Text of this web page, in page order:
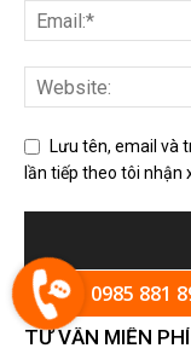
Lưu tên, email và
lần tiếp theo tôi nhận
TƯ VẤN MIỄN PHÍ
0985 881